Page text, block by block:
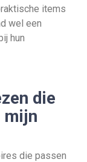
items
wel een
hun
die
mijn
die passen